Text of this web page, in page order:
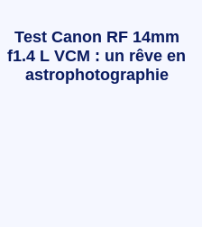
Test Canon RF 14mm
f1.4 L VCM : un rêve en
astrophotographie